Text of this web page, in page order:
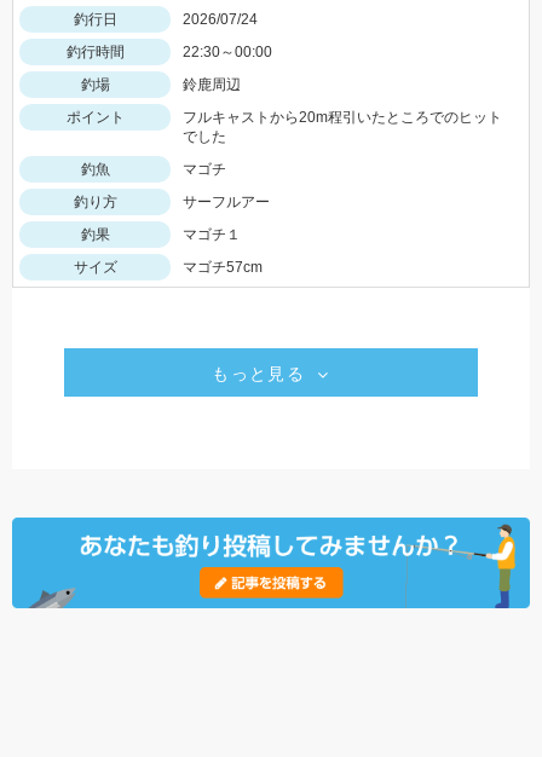
釣行日
2026/07/24
釣行時間
22:30～00:00
釣場
鈴鹿周辺
ポイント
フルキャストから20m程引いたところでのヒット
でした
釣魚
マゴチ
釣り方
サーフルアー
釣果
マゴチ１
サイズ
マゴチ57cm
もっと見る